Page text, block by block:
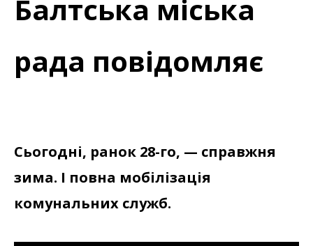
Балтська мiська
рада повiдомляє
Сьогодні, ранок 28-го, — справжня
зима. І повна мобілізація
комунальних служб.